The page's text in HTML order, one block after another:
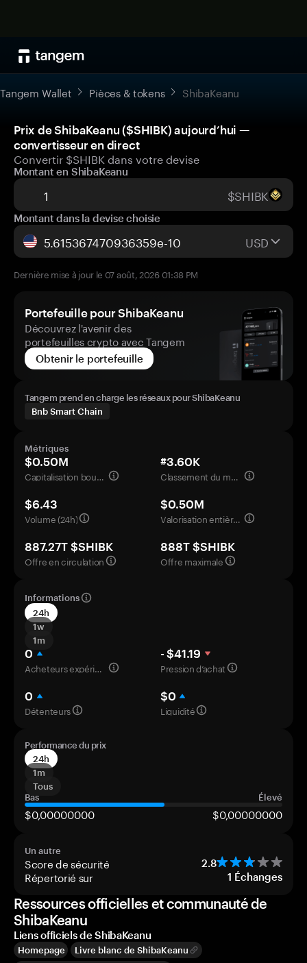
Tangem Wallet Pièces & tokens ShibaKeanu
Prix de ShibaKeanu ($SHIBK) aujourd’hui —
convertisseur en direct
Convertir $SHIBK dans votre devise
Montant en ShibaKeanu
$SHIBK
Montant dans la devise choisie
USD
Dernière mise à jour le 07 août, 2026 01:38 PM
Portefeuille pour ShibaKeanu
Découvrez l'avenir des
portefeuilles crypto avec Tangem
Obtenir le portefeuille
Tangem prend en charge les réseaux pour ShibaKeanu
Bnb Smart Chain
Métriques
$0.50M
Capitalisation boursière
#3.60K
Classement du marché
$6.43
Volume (24h)
$0.50M
Valorisation entièrement diluée
887.27T $SHIBK
Offre en circulation
888T $SHIBK
Offre maximale
Informations
24h
1w
1m
0
Acheteurs expérimentés
- $41.19
Pression d’achat
0
Détenteurs
$0
Liquidité
Performance du prix
24h
1m
Tous
Bas
Élevé
$0,00000000 $0,00000000
Un autre
Score de sécurité 2.8
Répertorié sur 1 Échanges
Ressources officielles et communauté de
ShibaKeanu
Liens officiels de ShibaKeanu
Homepage
Livre blanc de ShibaKeanu